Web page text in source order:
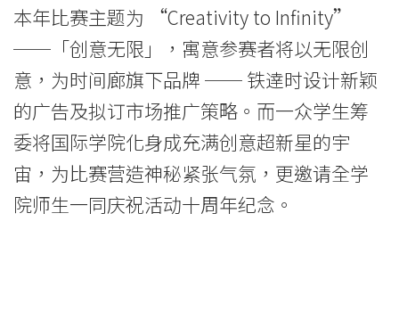
「AD
HERE
广
告
大
赛
本年比赛主题为 “Creativity to Infinity”
──「创意无限」，寓意参赛者将以无限创
意，为时间廊旗下品牌 ── 铁逹时设计新颖
的广告及拟订市场推广策略。而一众学生筹
委将国际学院化身成充满创意超新星的宇
宙，为比赛营造神秘紧张气氛，更邀请全学
院师生一同庆祝活动十周年纪念。